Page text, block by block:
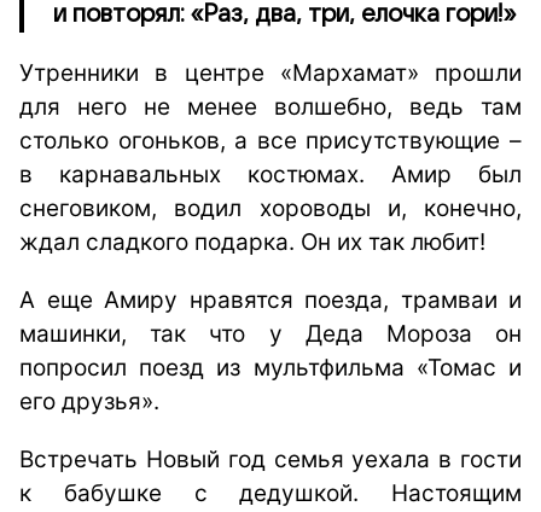
и повторял: «Раз, два, три, елочка гори!»
Утренники в центре «Мархамат» прошли
для него не менее волшебно, ведь там
столько огоньков, а все присутствующие –
в карнавальных костюмах. Амир был
снеговиком, водил хороводы и, конечно,
ждал сладкого подарка. Он их так любит!
А еще Амиру нравятся поезда, трамваи и
машинки, так что у Деда Мороза он
попросил поезд из мультфильма «Томас и
его друзья».
Встречать Новый год семья уехала в гости
к бабушке с дедушкой. Настоящим